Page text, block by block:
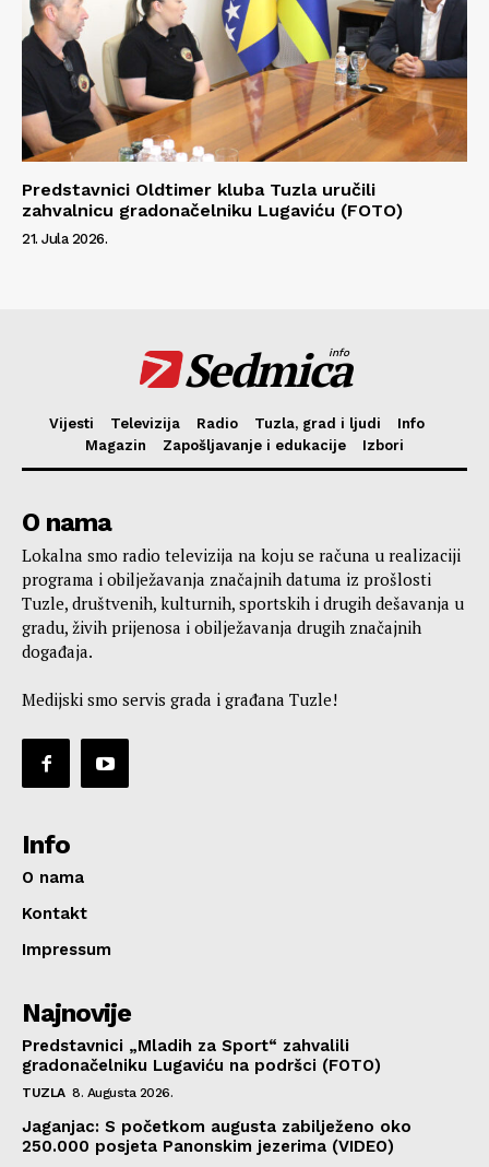
Predstavnici Oldtimer kluba Tuzla uručili
zahvalnicu gradonačelniku Lugaviću (FOTO)
21. Jula 2026.
Sedmica
info
Vijesti Televizija Radio Tuzla, grad i ljudi
Info
Magazin
Zapošljavanje i edukacije Izbori
O nama
Lokalna smo radio televizija na koju se računa u realizaciji
programa i obilježavanja značajnih datuma iz prošlosti
Tuzle, društvenih, kulturnih, sportskih i drugih dešavanja u
gradu, živih prijenosa i obilježavanja drugih značajnih
događaja.
Medijski smo servis grada i građana Tuzle!
Info
O nama
Kontakt
Impressum
Najnovije
Predstavnici „Mladih za Sport“ zahvalili
gradonačelniku Lugaviću na podršci (FOTO)
TUZLA 8. Augusta 2026.
Jaganjac: S početkom augusta zabilježeno oko
250.000 posjeta Panonskim jezerima (VIDEO)